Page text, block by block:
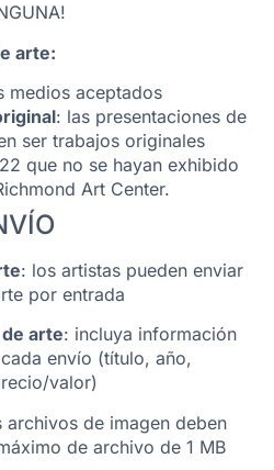
arte:
medios aceptados
: las presentaciones de
ser trabajos originales
que no se hayan exhibido
Art Center.
: los artistas pueden enviar
por entrada
arte: incluya información
envío (título, año,
valor)
archivos de imagen deben
de archivo de 1 MB